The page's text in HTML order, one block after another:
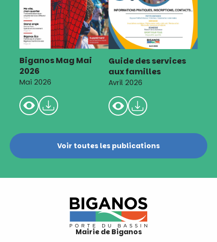
Biganos Mag Mai
2026
Mai 2026
Guide des services
aux familles
Avril 2026
Voir toutes les publications
Mairie de Biganos